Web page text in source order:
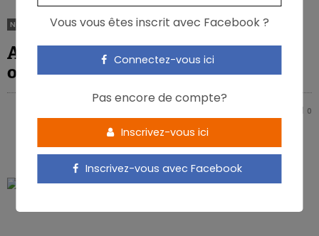
NON CLASSIFIÉ(E)
Almaar gezondere voedingsproducten
op NutrEvent
0
Vous vous êtes inscrit avec Facebook ?
Connectez-vous ici
Pas encore de compte?
Inscrivez-vous ici
Inscrivez-vous avec Facebook